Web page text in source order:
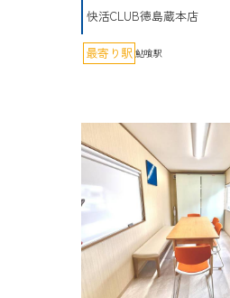
快活CLUB徳島蔵本店
最寄り駅 鮎喰駅